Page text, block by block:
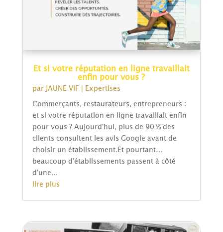
Et si votre réputation en ligne travaillait
enfin pour vous ?
par JAUNE VIF Expertises
Commerçants, restaurateurs, entrepreneurs :
et si votre réputation en ligne travaillait enfin
pour vous ? Aujourd’hui, plus de 90 % des
clients consultent les avis Google avant de
choisir un établissement.Et pourtant…
beaucoup d’établissements passent à côté
d’une...
lire plus